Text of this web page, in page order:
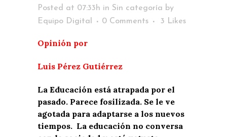
Posted at 07:33h in Sin categoría by
Equipo Digital
0 Comments 3 Likes
Opinión por
Luis Pérez Gutiérrez
La Educación está atrapada por el
pasado. Parece fosilizada. Se le ve
agotada para adaptarse a los nuevos
tiempos. La educación no conversa